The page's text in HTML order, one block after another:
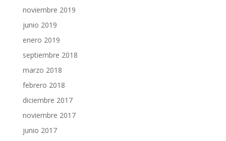
noviembre 2019
junio 2019
enero 2019
septiembre 2018
marzo 2018
febrero 2018
diciembre 2017
noviembre 2017
junio 2017